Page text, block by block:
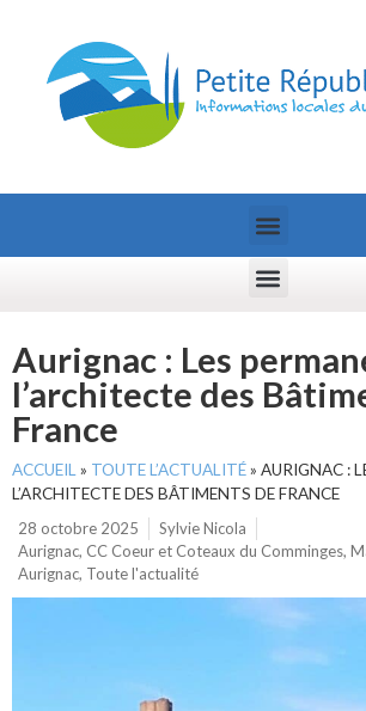
Aurignac : Les
l’architecte des
France
ACCUEIL » TOUTE L’ACTUALITÉ» AURIGNAC :
L’ARCHITECTE DES BÂTIMENTS DE FRANCE
28 octobre 2025
Sylvie Nicola
Aurignac, CC Coeur et Coteaux du Comminges,
Aurignac, Toute l'actualité